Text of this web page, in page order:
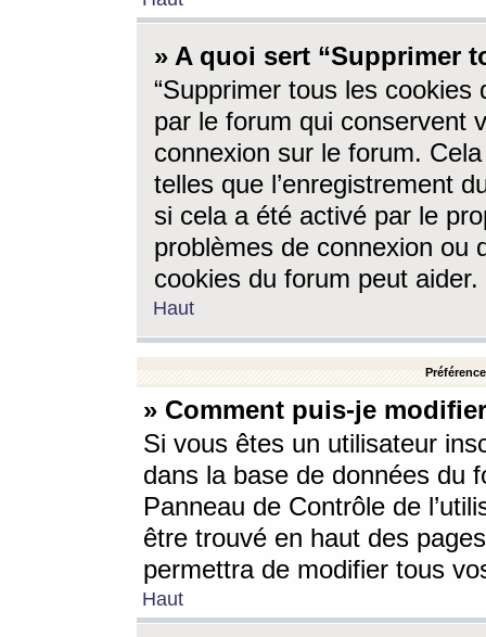
» A quoi sert “Supprimer
“Supprimer tous les cookies
par le forum qui conservent
connexion sur le forum.
telles que l’enregistrement
si cela a été activé par le
problèmes de connexion ou
cookies du forum peut aider.
Haut
» Comment puis-je
Si vous êtes un utilisateur
dans la base de données du
Panneau de Contrôle de
être trouvé en haut des
permettra de modifier tous
Haut